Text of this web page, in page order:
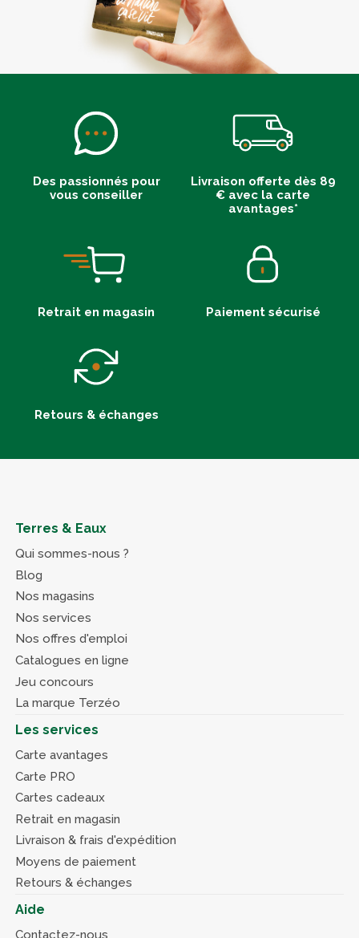
Des passionnés pour
vous conseiller
Livraison offerte dès 89
€ avec la carte
avantages*
Retrait en magasin Paiement sécurisé
Retours & échanges
Terres & Eaux
Qui sommes-nous ?
Blog
Nos magasins
Nos services
Nos offres d'emploi
Catalogues en ligne
Jeu concours
La marque Terzéo
Les services
Carte avantages
Carte PRO
Cartes cadeaux
Retrait en magasin
Livraison & frais d'expédition
Moyens de paiement
Retours & échanges
Aide
Contactez-nous